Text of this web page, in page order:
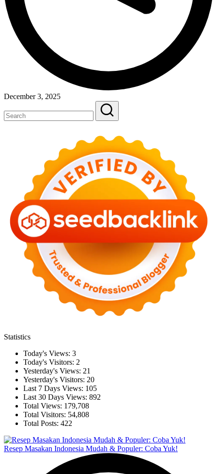
December 3, 2025
Statistics
Today's Views: 3
Today's Visitors: 2
Yesterday's Views: 21
Yesterday's Visitors: 20
Last 7 Days Views: 105
Last 30 Days Views: 892
Total Views: 179,708
Total Visitors: 54,808
Total Posts: 422
Resep Masakan Indonesia Mudah & Populer: Coba Yuk!